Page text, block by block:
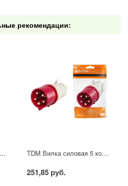
рекомендации:
Schneider electric Автоматический выключатель 1/40А TDM Вилка силовая 5 контактов 16А 380В IP44
251,85 руб.